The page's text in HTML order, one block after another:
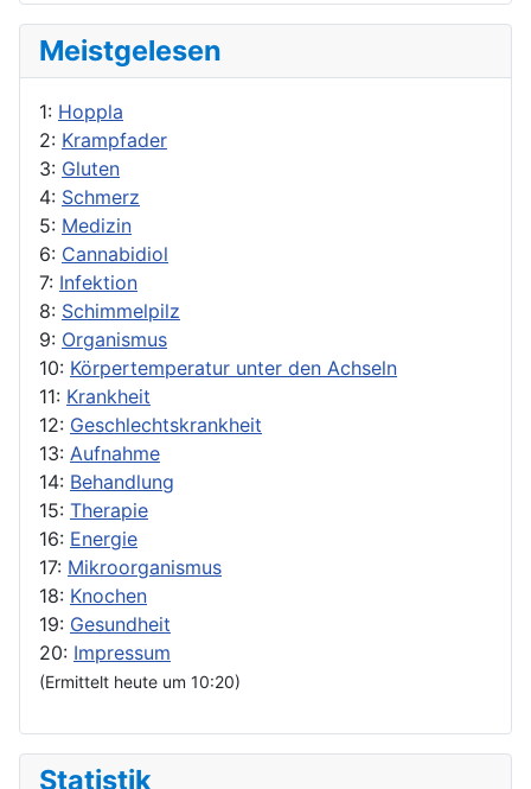
Meistgelesen
1: Hoppla
2: Krampfader
3: Gluten
4: Schmerz
5: Medizin
6: Cannabidiol
7: Infektion
8: Schimmelpilz
9: Organismus
10: Körpertemperatur unter den Achseln
11: Krankheit
12: Geschlechtskrankheit
13: Aufnahme
14: Behandlung
15: Therapie
16: Energie
17: Mikroorganismus
18: Knochen
19: Gesundheit
20: Impressum
(Ermittelt heute um 10:20)
Statistik